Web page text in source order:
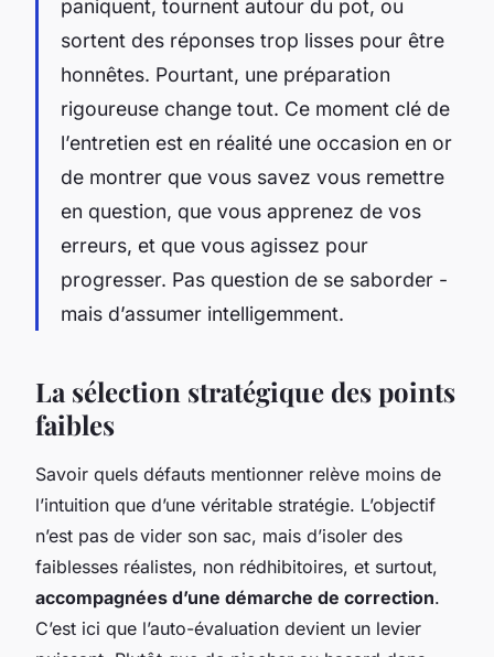
paniquent, tournent autour du pot, ou
sortent des réponses trop lisses pour être
honnêtes. Pourtant, une préparation
rigoureuse change tout. Ce moment clé de
l’entretien est en réalité une occasion en or
de montrer que vous savez vous remettre
en question, que vous apprenez de vos
erreurs, et que vous agissez pour
progresser. Pas question de se saborder -
mais d’assumer intelligemment.
La sélection stratégique des points
faibles
Savoir quels défauts mentionner relève moins de
l’intuition que d’une véritable stratégie. L’objectif
n’est pas de vider son sac, mais d’isoler des
faiblesses réalistes, non rédhibitoires, et surtout,
accompagnées d’une démarche de correction.
C’est ici que l’auto-évaluation devient un levier